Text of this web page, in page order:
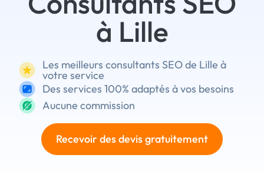
à Lille
Les meilleurs consultants SEO de Lille à
votre service
Des services 100% adaptés à vos besoins
Aucune commission
Recevoir des devis gratuitement